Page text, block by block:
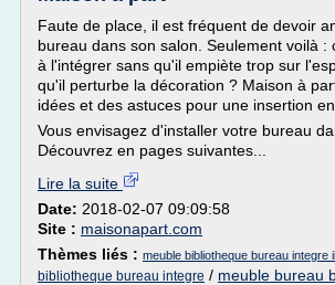
Faute de place, il est fréquent de devoir
bureau dans son salon. Seulement voilà :
à l'intégrer sans qu'il empiète trop sur
qu'il perturbe la décoration ? Maison à
idées et des astuces pour une insertion
Vous envisagez d'installer votre bureau
Découvrez en pages suivantes...
Lire la suite
Date: 2018-02-07 09:09:58
Site : maisonapart.com
Thèmes liés : meuble bibliotheque bureau integre
bibliotheque bureau integre / meuble bureau